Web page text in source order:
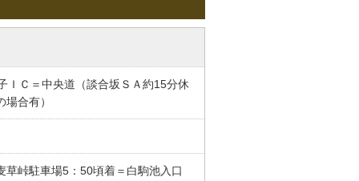
ＩＣ＝中央道（談合坂ＳＡ約15分休
合有）
峠駐車場5：50頃着＝白駒池入口